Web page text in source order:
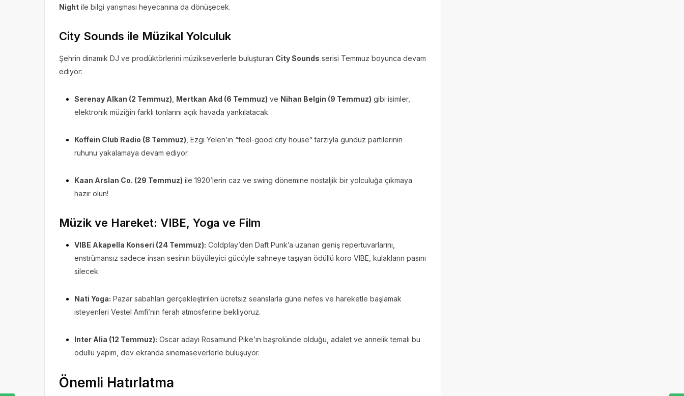
Night ile bilgi yarışması heyecanına da dönüşecek.
City Sounds ile Müzikal Yolculuk
Şehrin dinamik DJ ve prodüktörlerini müzikseverlerle buluşturan City Sounds serisi Temmuz boyunca devam
ediyor:
Serenay Alkan (2 Temmuz) Mertkan Akd (6 Temmuz) ve Nihan Belgin (9 Temmuz) gibi isimler,
elektronik müziğin farklı tonlarını açık havada yankılatacak.
Koffein Club Radio (8 Temmuz) , Ezgi Yelen’in “feel-good city house” tarzıyla gündüz partilerinin
ruhunu yakalamaya devam ediyor.
Kaan Arslan Co. (29 Temmuz) ile 1920’lerin caz ve swing dönemine nostaljik bir yolculuğa çıkmaya
hazır olun!
Müzik ve Hareket: VIBE, Yoga ve Film
VIBE Akapella Konseri (24 Temmuz): Coldplay’den Daft Punk’a uzanan geniş repertuvarlarını,
enstrümansız sadece insan sesinin büyüleyici gücüyle sahneye taşıyan ödüllü koro VIBE, kulakların pasını
silecek.
Nati Yoga: Pazar sabahları gerçekleştirilen ücretsiz seanslarla güne nefes ve hareketle başlamak
isteyenleri Vestel Amfi’nin ferah atmosferine bekliyoruz.
Inter Alia (12 Temmuz): Oscar adayı Rosamund Pike’ın başrolünde olduğu, adalet ve annelik temalı bu
ödüllü yapım, dev ekranda sinemaseverlerle buluşuyor.
Önemli Hatırlatma